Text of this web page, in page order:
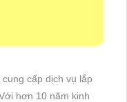
cấp dịch vụ lắp
hơn 10 năm kinh